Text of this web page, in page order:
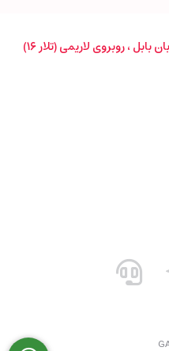
، روبروی لاریمی (تلار ۱۶)